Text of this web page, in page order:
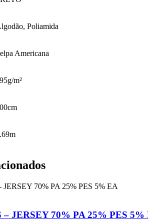
Poliamida
Americana
m²
– JERSEY 70% PA 25% PES 5%